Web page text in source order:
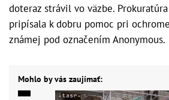
doteraz strávil vo väzbe.
pripísala k dobru pomoc pri
známej pod označením Anonymous.
Mohlo by vás zaujímať: